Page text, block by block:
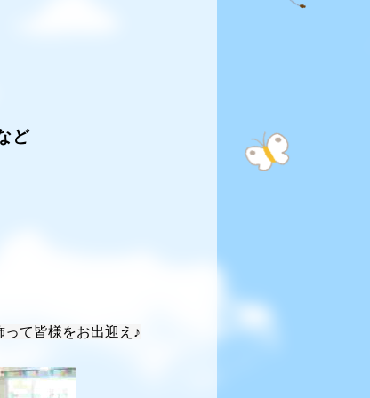
ど
て皆様をお出迎え♪